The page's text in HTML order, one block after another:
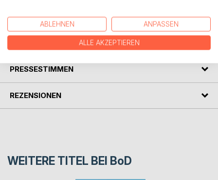
wären ...
PRESSESTIMMEN
REZENSIONEN
WEITERE TITEL BEI BoD
ABLEHNEN ANPASSEN
ALLE AKZEPTIEREN